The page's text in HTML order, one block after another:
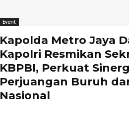
Event
Kapolda Metro Jaya
Kapolri Resmikan
KBPBI, Perkuat
Perjuangan Buruh
Nasional